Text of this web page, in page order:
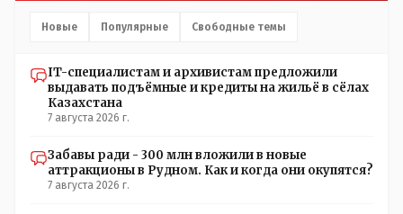
установлены кондиционеры, питьевой и температурный
противоречие. Вы считаете иначе?
Новые Популярные Свободные темы
IT-специалистам и архивистам предложили
выдавать подъёмные и кредиты на жильё в сёлах
Казахстана
7 августа 2026 г.
Забавы ради - 300 млн вложили в новые
аттракционы в Рудном. Как и когда они окупятся?
7 августа 2026 г.